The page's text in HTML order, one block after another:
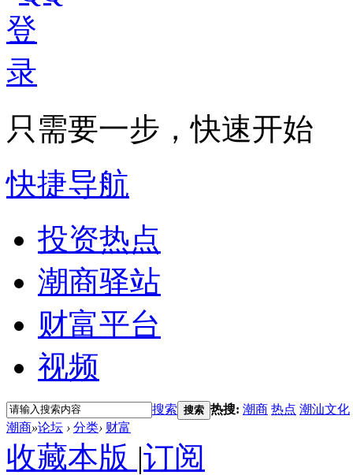
只需要一步，快速开始
快捷导航
投资热点
潮商驿站
财富平台
视频
搜索 搜索 热搜: 潮商 热点 潮汕文化
潮商»论坛 › 分类› 财富
收藏本版 |订阅